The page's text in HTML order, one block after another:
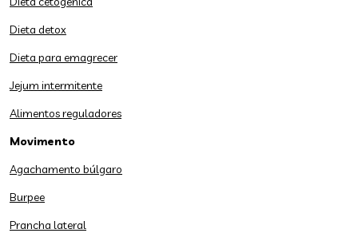
Dieta detox
Dieta para emagrecer
Jejum intermitente
Alimentos reguladores
Movimento
Agachamento búlgaro
Burpee
Prancha lateral